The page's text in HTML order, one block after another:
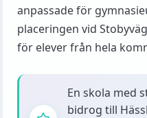
anpassade för
placeringen vid
för elever från hela
En skola med
bidrog till